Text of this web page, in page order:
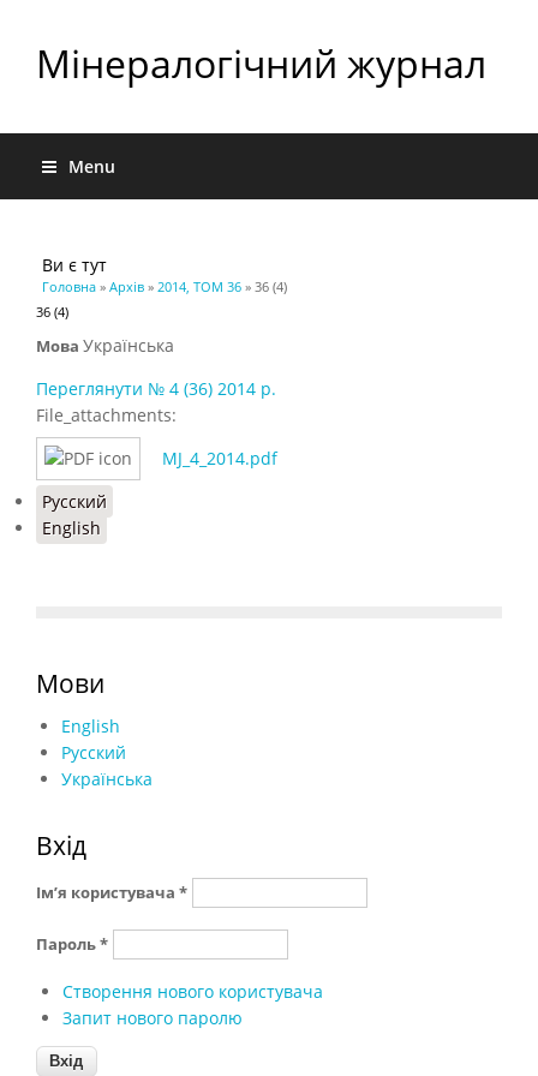
Мінералогічний журнал
Menu
Ви є тут
Головна » Архів » 2014, ТОМ 36 » 36 (4)
36 (4)
Мова Українська
Переглянути № 4 (36) 2014 р.
File_attachments:
MJ_4_2014.pdf
Русский
English
Мови
English
Русский
Українська
Вхід
Ім’я користувача *
Пароль*
Створення нового користувача
Запит нового паролю